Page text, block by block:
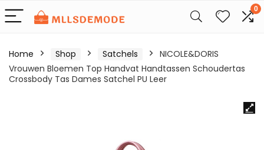
0
Home Shop Satchels
NICOLE&DORIS
Vrouwen Bloemen Top Handvat Handtassen Schoudertas
Crossbody Tas Dames Satchel PU Leer